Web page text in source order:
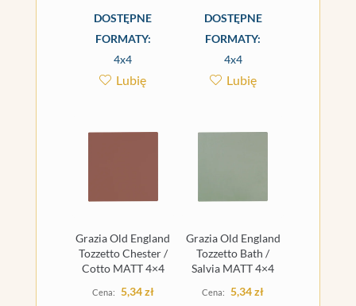
DOSTĘPNE
FORMATY:
4x4
Lubię
DOSTĘPNE
FORMATY:
4x4
Lubię
Grazia Old England
Tozzetto Chester /
Cotto MATT 4×4
5,34zł
Grazia Old England
Tozzetto Bath /
Salvia MATT 4×4
5,34zł